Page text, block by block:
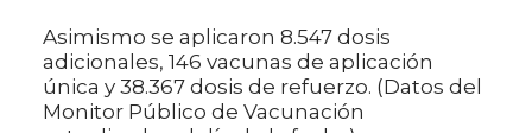
Asimismo se aplicaron 8.547 dosis
adicionales, 146 vacunas de aplicación
única y 38.367 dosis de refuerzo. (Datos del
Monitor Público de Vacunación